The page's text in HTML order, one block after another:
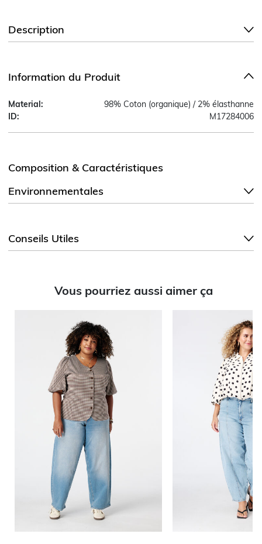
Description
Information du Produit
Material:
98% Coton (organique) / 2% élasthanne
ID:
M17284006
Composition & Caractéristiques
Environnementales
Conseils Utiles
Vous pourriez aussi aimer ça